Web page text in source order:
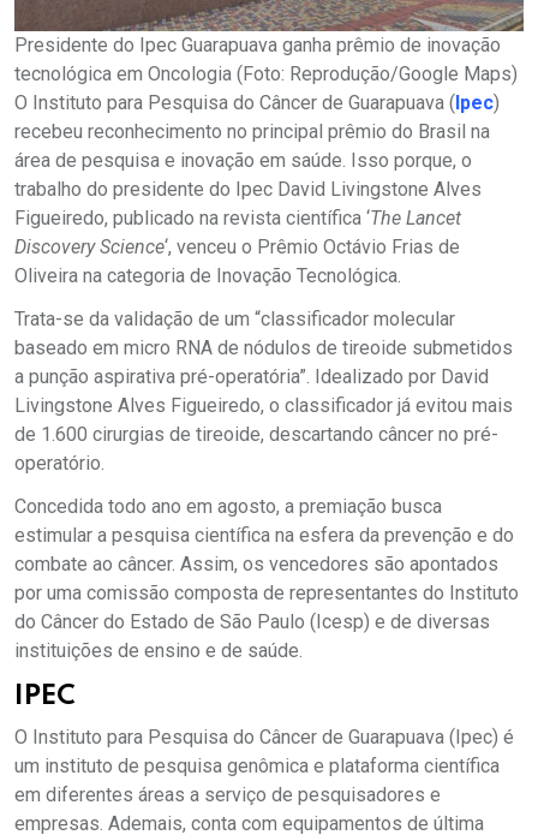
Presidente do Ipec Guarapuava ganha prêmio de inovação
tecnológica em Oncologia (Foto: Reprodução/Google Maps)
O Instituto para Pesquisa do Câncer de Guarapuava ( Ipec)
recebeu reconhecimento no principal prêmio do Brasil na
área de pesquisa e inovação em saúde. Isso porque, o
trabalho do presidente do Ipec David Livingstone Alves
Figueiredo, publicado na revista científica ‘The Lancet
Discovery Science‘, venceu o Prêmio Octávio Frias de
Oliveira na categoria de Inovação Tecnológica.
Trata-se da validação de um “classificador molecular
baseado em micro RNA de nódulos de tireoide submetidos
a punção aspirativa pré-operatória”. Idealizado por David
Livingstone Alves Figueiredo, o classificador já evitou mais
de 1.600 cirurgias de tireoide, descartando câncer no pré-
operatório.
Concedida todo ano em agosto, a premiação busca
estimular a pesquisa científica na esfera da prevenção e do
combate ao câncer. Assim, os vencedores são apontados
por uma comissão composta de representantes do Instituto
do Câncer do Estado de São Paulo (Icesp) e de diversas
instituições de ensino e de saúde.
IPEC
O Instituto para Pesquisa do Câncer de Guarapuava (Ipec) é
um instituto de pesquisa genômica e plataforma científica
em diferentes áreas a serviço de pesquisadores e
empresas. Ademais, conta com equipamentos de última